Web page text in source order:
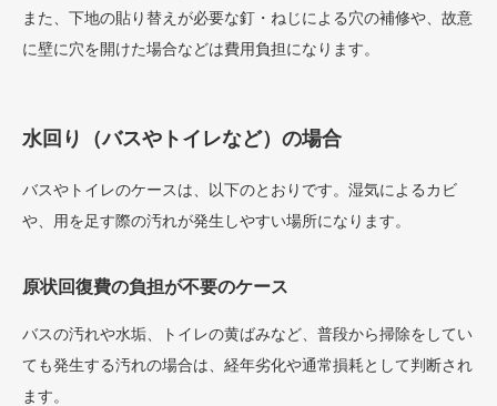
また、下地の貼り替えが必要な釘・ねじによる穴の補修や、故意
に壁に穴を開けた場合などは費用負担になります。
水回り（バスやトイレなど）の場合
バスやトイレのケースは、以下のとおりです。湿気によるカビ
や、用を足す際の汚れが発生しやすい場所になります。
原状回復費の負担が不要のケース
バスの汚れや水垢、トイレの黄ばみなど、普段から掃除をしてい
ても発生する汚れの場合は、経年劣化や通常損耗として判断され
ます。